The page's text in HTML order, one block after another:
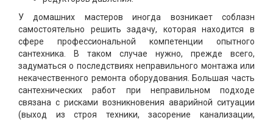
У домашних мастеров иногда возникает соблазн
самостоятельно решить задачу, которая находится в
сфере профессиональной компетенции опытного
сантехника. В таком случае нужно, прежде всего,
задуматься о последствиях неправильного монтажа или
некачественного ремонта оборудования. Большая часть
сантехнических работ при неправильном подходе
связана с рисками возникновения аварийной ситуации
(выход из строя техники, засорение канализации,